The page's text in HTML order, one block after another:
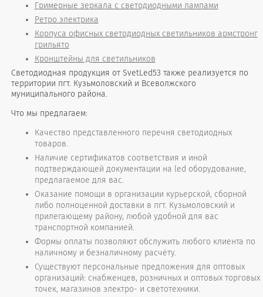
Гримерные зеркала с светодиодными лампами
Ретро электрика
Корпуса офисных светодиодных светильников армстронг
грильято
Кронштейны для светильников
Светодиодная продукция от SvetLed53 также реализуется по
территории пгт. Кузьмоловский и Всеволжского
муниципального района.
Что мы предлагаем:
Качество представленного перечня светодиодных
товаров.
Наличие сертификатов соответствия и иной
подтверждающей документации на led оборудование,
предлагаемое для вас.
Оказание помощи в организации курьерской, сборной
либо полноценной доставки в пгт. Кузьмоловский и
прилегающему району, любой удобной для вас
транспортной компанией.
Формы оплаты позволяют обслужить любого клиента по
наличному и безналичному расчёту.
Существуют персональные предложения для оптовых
организаций: снабженцев, розничных и оптовых торговых
точек, магазинов электро- и светотехники.